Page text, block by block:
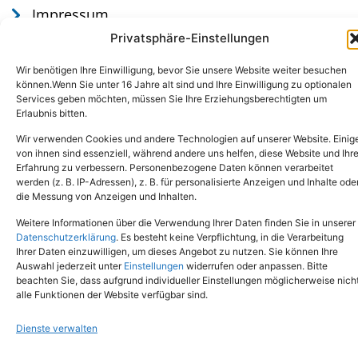
Privatsphäre-Einstellungen
Wir benötigen Ihre Einwilligung, bevor Sie unsere Website weiter besuchen
können.Wenn Sie unter 16 Jahre alt sind und Ihre Einwilligung zu optionalen
Services geben möchten, müssen Sie Ihre Erziehungsberechtigten um
Erlaubnis bitten.
Wir verwenden Cookies und andere Technologien auf unserer Website.
von ihnen sind essenziell, während andere uns helfen, diese Website und Ihre
Erfahrung zu verbessern. Personenbezogene Daten können verarbeitet
werden (z. B. IP-Adressen), z. B. für personalisierte Anzeigen und Inhalte
die Messung von Anzeigen und Inhalten.
Weitere Informationen über die Verwendung Ihrer Daten finden Sie in unserer
Datenschutzerklärung. Es besteht keine Verpflichtung, in die Verarbeitung
Ihrer Daten einzuwilligen, um dieses Angebot zu nutzen. Sie können Ihre
Auswahl jederzeit unter Einstellungen widerrufen oder anpassen. Bitte
beachten Sie, dass aufgrund individueller Einstellungen möglicherweise
alle Funktionen der Website verfügbar sind.
Dienste verwalten
Impressum
Datenschutz
Copyright © 2024. Alle Rechte vorbehalten.
Tel.: (02651) - 77438info@tierheim-mayen.de
In der Pluns 1, 56727 Mayen